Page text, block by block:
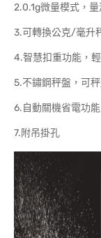
2.0.1g微量模式，
3.可轉換公克/毫升
4.智慧扣重功能，
5.不鏽鋼秤盤，可
6.自動關機省電功能
7.附吊掛孔